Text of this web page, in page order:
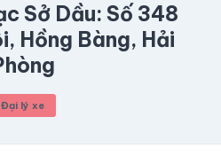
Đại lý xe
Sở Dầu: Số 348
Hồng Bàng, Hải